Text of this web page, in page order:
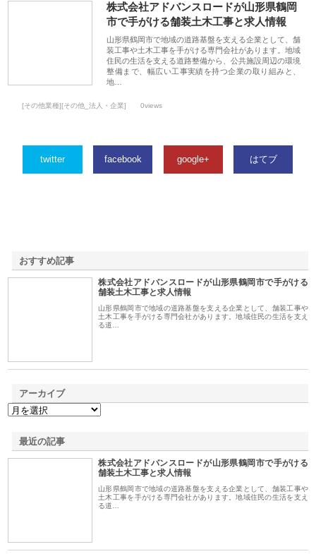
株式会社アドバンスロードが山形県鶴岡
市で手がける舗装土木工事と求人情報
山形県鶴岡市で地域の道路基盤を支える企業として、舗
装工事や土木工事を手がける専門会社があります。地域
住民の生活を支える道路整備から、公共施設周辺の環境
整備まで、幅広い工事実績を持つ企業の取り組みと、
地…
[その他業種][その他_法人・企業] 0views
twitter facebook google+ はてブ
おすすめ記事
株式会社アドバンスロードが山形県鶴岡市で手がける
舗装土木工事と求人情報
山形県鶴岡市で地域の道路基盤を支える企業として、舗装工事や
土木工事を手がける専門会社があります。地域住民の生活を支え
る道…
アーカイブ
最近の記事
株式会社アドバンスロードが山形県鶴岡市で手がける
舗装土木工事と求人情報
山形県鶴岡市で地域の道路基盤を支える企業として、舗装工事や
土木工事を手がける専門会社があります。地域住民の生活を支え
る道…